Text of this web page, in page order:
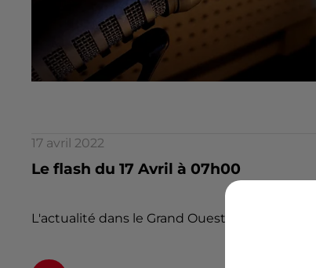
17 avril 2022
Le flash du 17 Avril à 07h00
L'actualité dans le Grand Ouest par la